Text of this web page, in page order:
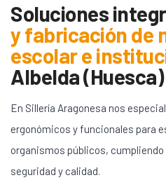
Soluciones
y fabricación de
escolar e
Albelda (Huesca)
En Sillería Aragonesa nos
ergonómicos y funcionales para
organismos públicos,
seguridad y calidad.